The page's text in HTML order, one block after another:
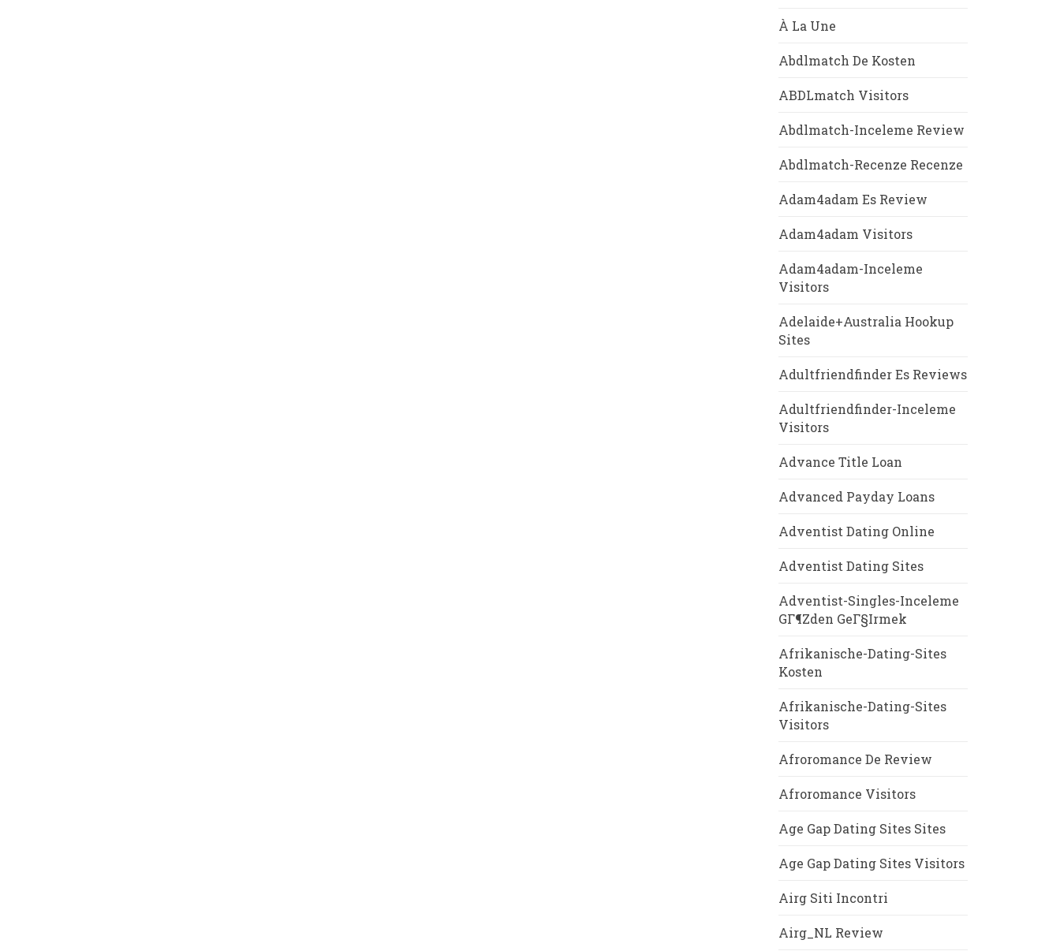
À La Une
Abdlmatch De Kosten
ABDLmatch Visitors
Abdlmatch-Inceleme Review
Abdlmatch-Recenze Recenze
Adam4adam Es Review
Adam4adam Visitors
Adam4adam-Inceleme
Visitors
Adelaide+Australia Hookup
Sites
Adultfriendfinder Es Reviews
Adultfriendfinder-Inceleme
Visitors
Advance Title Loan
Advanced Payday Loans
Adventist Dating Online
Adventist Dating Sites
Adventist-Singles-Inceleme
GГ¶zden GeГ§irmek
Afrikanische-Dating-Sites
Kosten
Afrikanische-Dating-Sites
Visitors
Afroromance De Review
Afroromance Visitors
Age Gap Dating Sites Sites
Age Gap Dating Sites Visitors
Airg Siti Incontri
Airg_NL Review